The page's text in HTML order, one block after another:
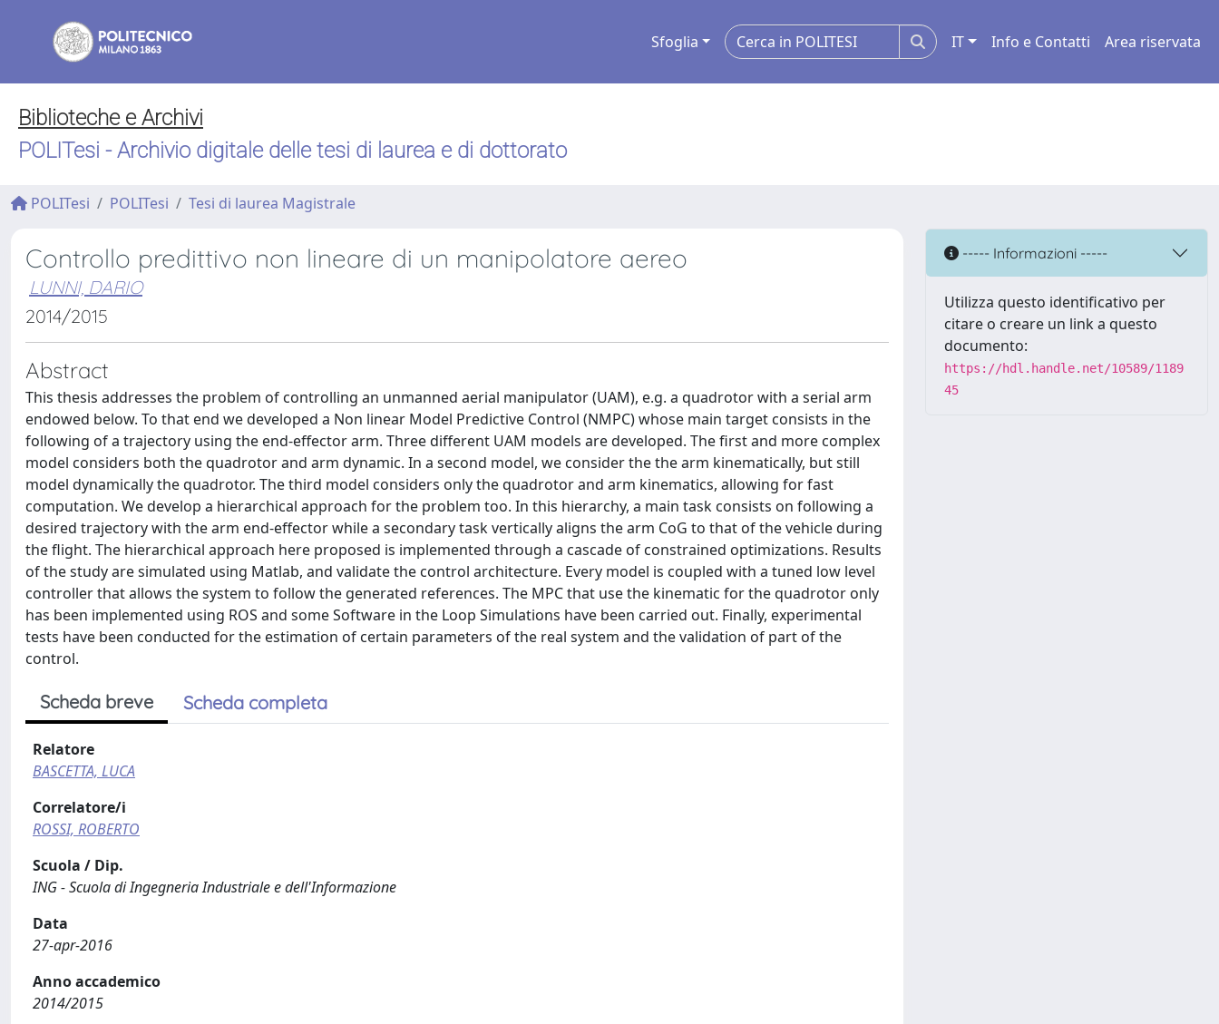
Sfoglia IT Info e Contatti Area riservata
Biblioteche e Archivi
POLITesi - Archivio digitale delle tesi di laurea e di dottorato
POLITesi POLITesi Tesi di laurea Magistrale
Controllo predittivo non lineare di un manipolatore aereo
LUNNI, DARIO
2014/2015
Abstract
This thesis addresses the problem of controlling an unmanned aerial manipulator (UAM), e.g. a quadrotor with a serial arm
endowed below. To that end we developed a Non linear Model Predictive Control (NMPC) whose main target consists in the
following of a trajectory using the end-effector arm. Three different UAM models are developed. The first and more complex
model considers both the quadrotor and arm dynamic. In a second model, we consider the the arm kinematically, but still
model dynamically the quadrotor. The third model considers only the quadrotor and arm kinematics, allowing for fast
computation. We develop a hierarchical approach for the problem too. In this hierarchy, a main task consists on following a
desired trajectory with the arm end-effector while a secondary task vertically aligns the arm CoG to that of the vehicle during
the flight. The hierarchical approach here proposed is implemented through a cascade of constrained optimizations. Results
of the study are simulated using Matlab, and validate the control architecture. Every model is coupled with a tuned low level
controller that allows the system to follow the generated references. The MPC that use the kinematic for the quadrotor only
has been implemented using ROS and some Software in the Loop Simulations have been carried out. Finally, experimental
tests have been conducted for the estimation of certain parameters of the real system and the validation of part of the
control.
Scheda breve Scheda completa
Relatore
BASCETTA, LUCA
Correlatore/i
ROSSI, ROBERTO
Scuola / Dip.
ING - Scuola di Ingegneria Industriale e dell'Informazione
Data
27-apr-2016
Anno accademico
2014/2015
----- Informazioni -----
Utilizza questo identificativo per
citare o creare un link a questo
documento:
https://hdl.handle.net/10589/1189
45